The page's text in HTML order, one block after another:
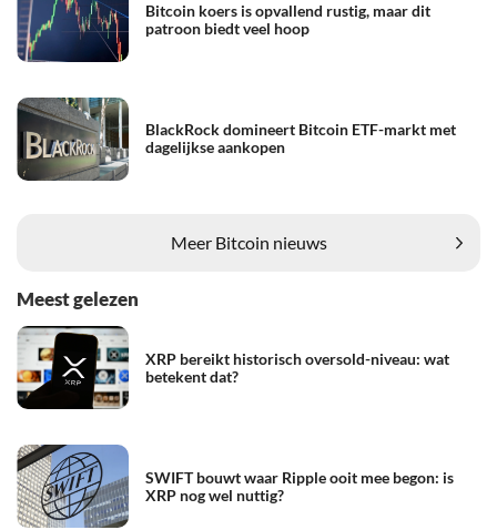
Bitcoin koers is opvallend rustig, maar dit
patroon biedt veel hoop
BlackRock domineert Bitcoin ETF-markt met
dagelijkse aankopen
Meer Bitcoin nieuws
Meest gelezen
XRP bereikt historisch oversold-niveau: wat
betekent dat?
SWIFT bouwt waar Ripple ooit mee begon: is
XRP nog wel nuttig?